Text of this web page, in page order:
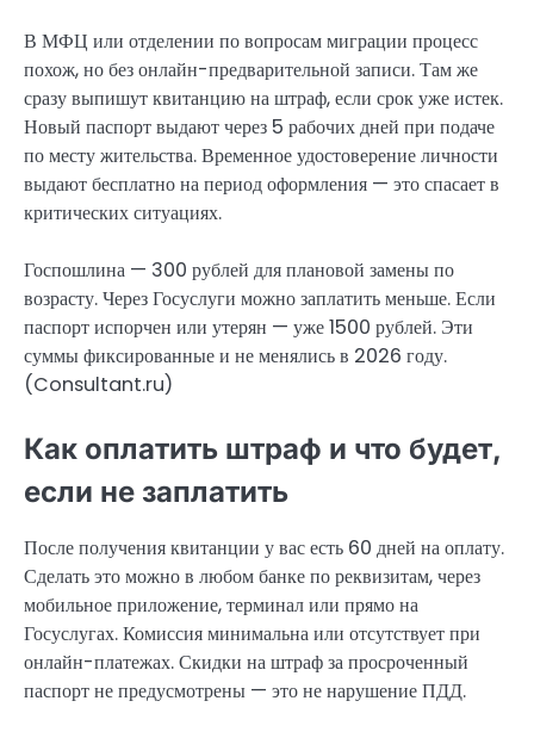
В МФЦ или отделении по вопросам миграции процесс
похож, но без онлайн-предварительной записи. Там же
сразу выпишут квитанцию на штраф, если срок уже истек.
Новый паспорт выдают через 5 рабочих дней при подаче
по месту жительства. Временное удостоверение личности
выдают бесплатно на период оформления — это спасает в
критических ситуациях.
Госпошлина — 300 рублей для плановой замены по
возрасту. Через Госуслуги можно заплатить меньше. Если
паспорт испорчен или утерян — уже 1500 рублей. Эти
суммы фиксированные и не менялись в 2026 году.
(Consultant.ru)
Как оплатить штраф и что будет,
если не заплатить
После получения квитанции у вас есть 60 дней на оплату.
Сделать это можно в любом банке по реквизитам, через
мобильное приложение, терминал или прямо на
Госуслугах. Комиссия минимальна или отсутствует при
онлайн-платежах. Скидки на штраф за просроченный
паспорт не предусмотрены — это не нарушение ПДД.